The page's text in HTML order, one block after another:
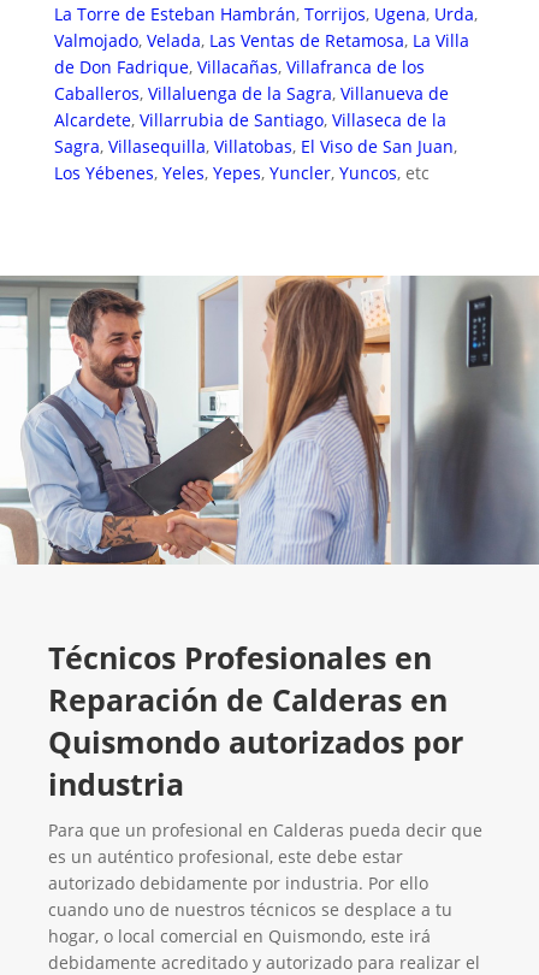
La Torre de Esteban Hambrán, Torrijos, Ugena, Urda,
Valmojado, Velada, Las Ventas de Retamosa, La Villa
de Don Fadrique, Villacañas, Villafranca de los
Caballeros, Villaluenga de la Sagra, Villanueva de
Alcardete, Villarrubia de Santiago, Villaseca de la
Sagra, Villasequilla, Villatobas, El Viso de San Juan,
Los Yébenes, Yeles, Yepes, Yuncler, Yuncos, etc
Técnicos Profesionales en
Reparación de Calderas en
Quismondo autorizados por
industria
Para que un profesional en Calderas pueda decir que
es un auténtico profesional, este debe estar
autorizado debidamente por industria. Por ello
cuando uno de nuestros técnicos se desplace a tu
hogar, o local comercial en Quismondo, este irá
debidamente acreditado y autorizado para realizar el